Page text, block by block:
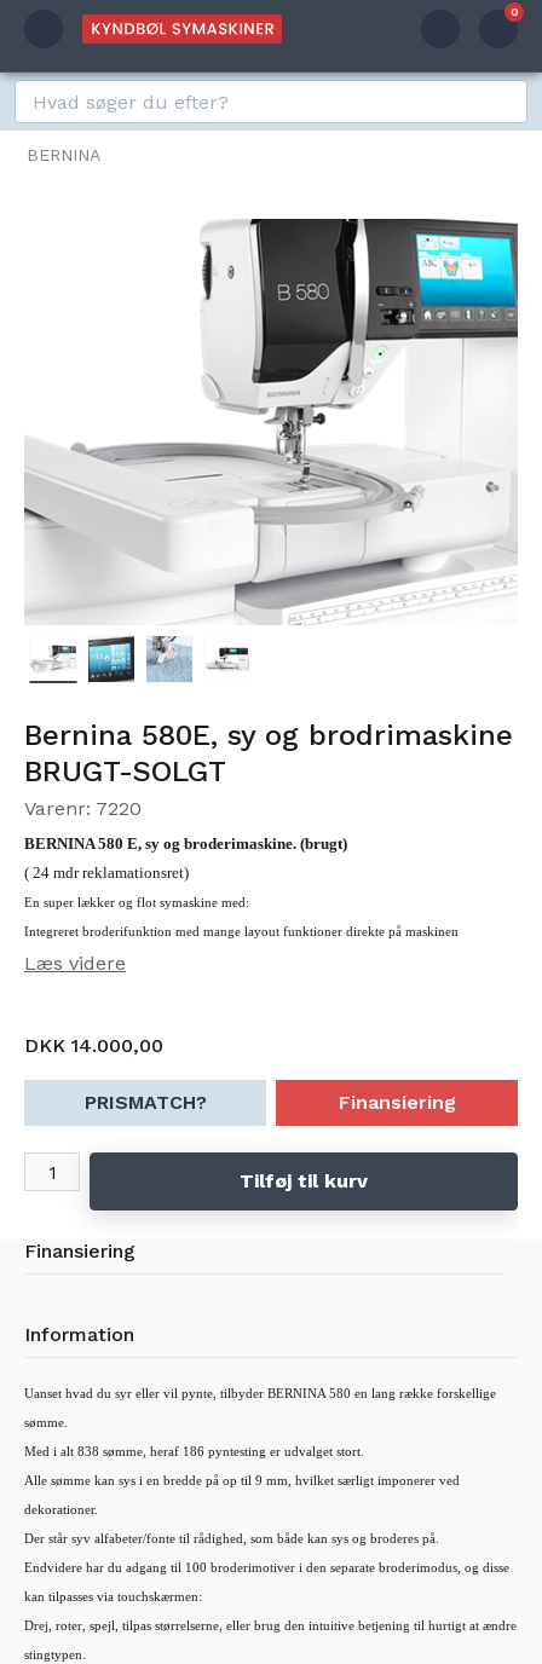
0
BERNINA
Bernina 580E, sy og brodrimaskine
BRUGT-SOLGT
Varenr: 7220
BERNINA 580 E, sy og broderimaskine. (brugt)
( 24 mdr reklamationsret)
En super lækker og flot symaskine med:
Integreret broderifunktion med mange layout funktioner direkte på maskinen
Alsidig hukommelsesfunktion
9 mm. Griber, spolehus og spoler i hærdet stål ( helroterende )
Læs videre
DKK 14.000,00
PRISMATCH? Finansiering
Tilføj til kurv
Finansiering
Information
Uanset hvad du syr eller vil pynte, tilbyder BERNINA 580 en lang række forskellige
sømme.
Med i alt 838 sømme, heraf 186 pyntesting er udvalget stort.
Alle sømme kan sys i en bredde på op til 9 mm, hvilket særligt imponerer ved
dekorationer.
Der står syv alfabeter/fonte til rådighed, som både kan sys og broderes på.
Endvidere har du adgang til 100 broderimotiver i den separate broderimodus, og disse
kan tilpasses via touchskærmen:
Drej, roter, spejl, tilpas størrelserne, eller brug den intuitive betjening til hurtigt at ændre
stingtypen.